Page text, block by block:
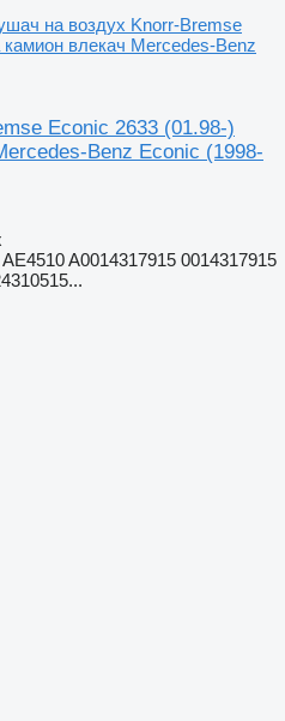
на воздух Knorr-Bremse
влекач Mercedes-Benz
Econic 2633 (01.98-)
Benz Econic (1998-
A0014317915 0014317915